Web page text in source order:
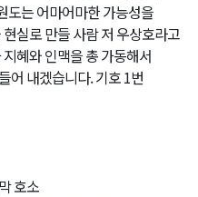
도는 어마어마한 가능성을
실로 만들 사람 저 우상호라고
혜와 인맥을 총 가동해서
어 내겠습니다. 기호 1번
호소